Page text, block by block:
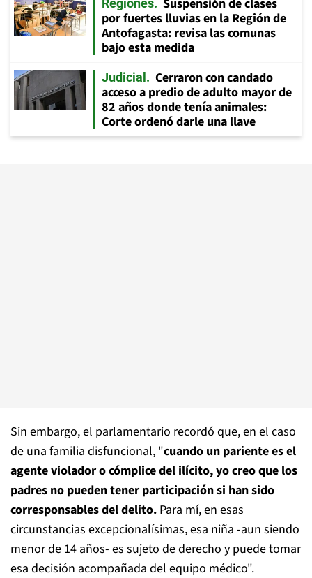
Regiones
Suspensión de clases
por fuertes lluvias en la Región de
Antofagasta: revisa las comunas
bajo esta medida
Judicial
Cerraron con candado
acceso a predio de adulto mayor de
82 años donde tenía animales:
Corte ordenó darle una llave
Sin embargo, el parlamentario recordó que, en el caso
de una familia disfuncional, "cuando un pariente es el
agente violador o cómplice del ilícito, yo creo que los
padres no pueden tener participación si han sido
corresponsables del delito. Para mí, en esas
circunstancias excepcionalísimas, esa niña -aun siendo
menor de 14 años- es sujeto de derecho y puede tomar
esa decisión acompañada del equipo médico".